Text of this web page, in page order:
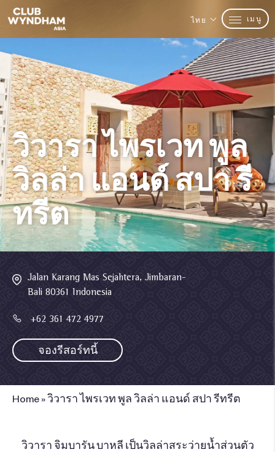
ไทย เมนู
วิวารา ไพรเวท พูล
วิลล่า แอนด์ สปา รี
ทรีต
Jalan Karang Mas Sejahtera, Jimbaran-
Bali 80361 Indonesia
+62 361 472 4977
จองรีสอร์ทนี้
Home »วิวารา ไพรเวท พูล วิลล่า แอนด์ สปา รีทรีต
วิวารา จิมบารัน บาหลี เป็นวิลล่าสระว่ายน้ำส่วนตัว